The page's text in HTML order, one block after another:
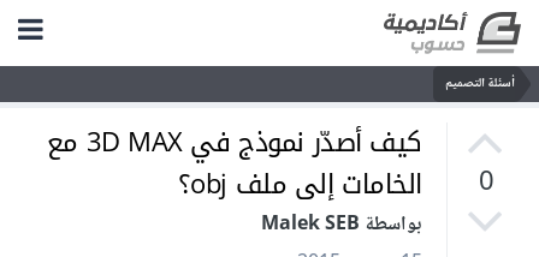
أسئلة التصميم
0
كيف أصدّر نموذج في 3D MAX مع
الخامات إلى ملف obj؟
بواسطة Malek SEB